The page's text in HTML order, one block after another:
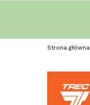
Jesteś tutaj:
Strona główna